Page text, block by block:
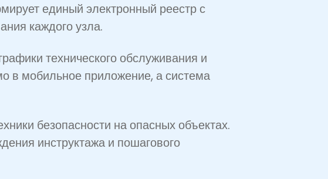
единый электронный реестр с
каждого узла.
технического обслуживания и
в мобильное приложение, а система
безопасности на опасных объектах.
инструктажа и пошагового